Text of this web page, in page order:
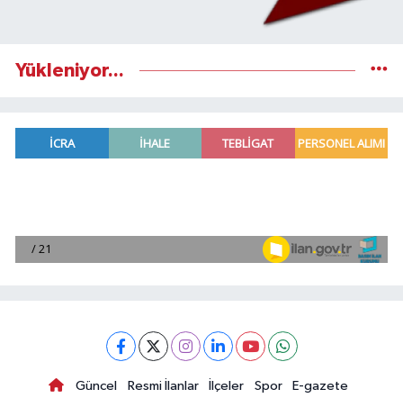
Yükleniyor...
Güncel Resmi İlanlar İlçeler Spor
E-gazete